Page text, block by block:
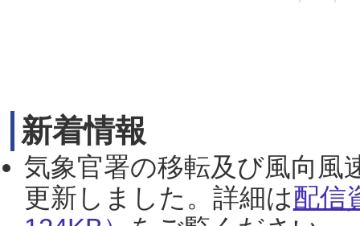
新着情報
気象官署の移転及び風向風
更新しました。詳細は配信